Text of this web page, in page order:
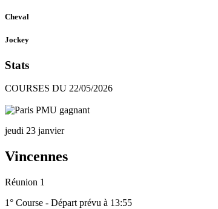
Cheval
Jockey
Stats
COURSES DU 22/05/2026
jeudi 23 janvier
Vincennes
Réunion 1
1° Course - Départ prévu à 13:55